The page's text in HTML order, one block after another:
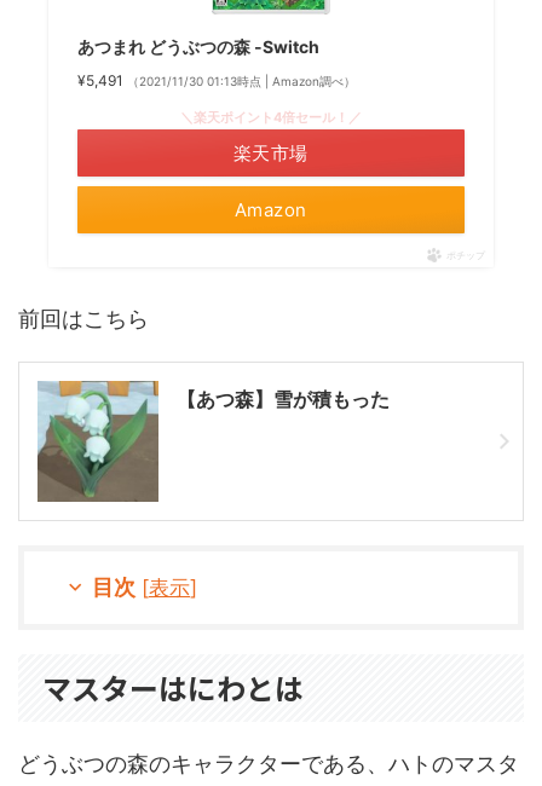
あつまれ どうぶつの森 -Switch
¥5,491 （2021/11/30 01:13時点 | Amazon調べ）
Amazon
＼楽天ポイント4倍セール！／
楽天市場
ポチップ
前回はこちら
【あつ森】雪が積もった
目次 [表示]
マスターはにわとは
どうぶつの森のキャラクターである、ハトのマスタ